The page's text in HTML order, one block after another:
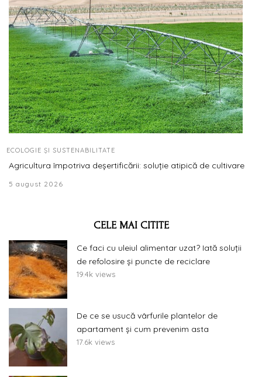
ECOLOGIE ȘI SUSTENABILITATE
Agricultura împotriva deșertificării: soluție atipică de cultivare
5 august 2026
CELE MAI CITITE
Ce faci cu uleiul alimentar uzat? Iată soluții
de refolosire și puncte de reciclare
19.4k views
De ce se usucă vârfurile plantelor de
apartament și cum prevenim asta
17.6k views